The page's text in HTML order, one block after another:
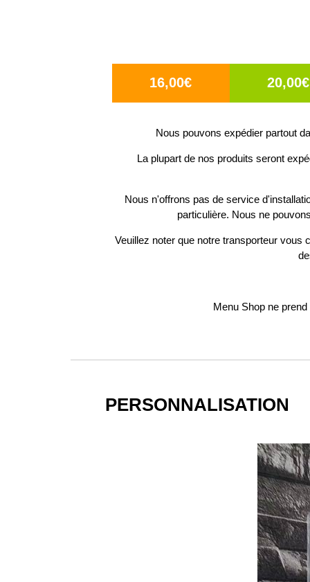
16,00€ 20,00€
Nous pouvons expédier partout
La plupart de nos produits seront
Nous n'offrons pas de service
particulière. Nous ne
Veuillez noter que notre transporteur vous
Menu Shop ne
PERSONNALISATION